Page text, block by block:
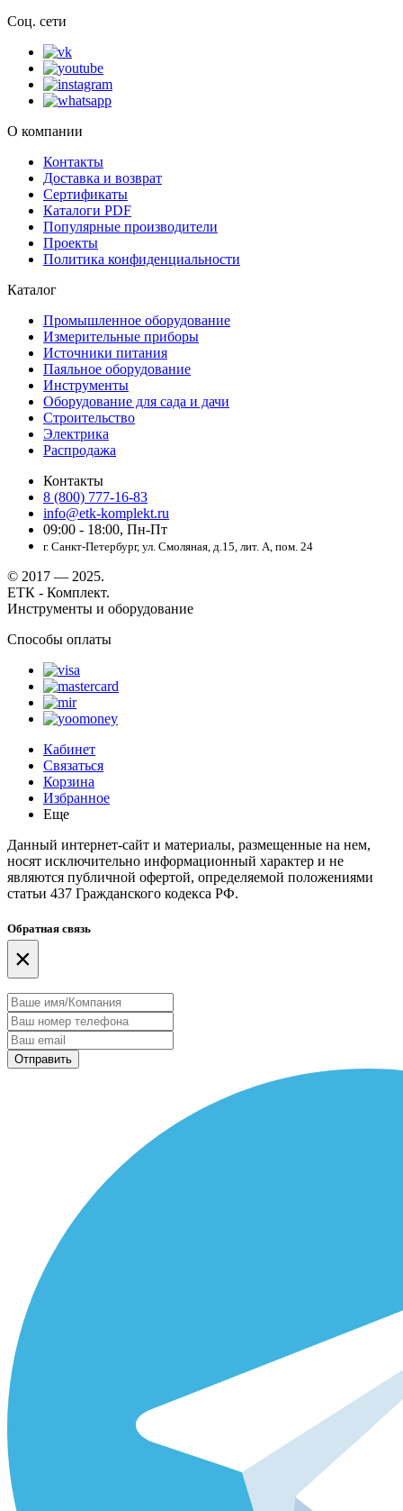
Соц. сети
О компании
Контакты
Доставка и возврат
Сертификаты
Каталоги PDF
Популярные производители
Проекты
Политика конфиденциальности
Каталог
Промышленное оборудование
Измерительные приборы
Источники питания
Паяльное оборудование
Инструменты
Оборудование для сада и дачи
Строительство
Электрика
Распродажа
Контакты
8 (800) 777-16-83
info@etk-komplekt.ru
09:00 - 18:00, Пн-Пт
г. Санкт-Петербург, ул. Смоляная, д.15, лит. А, пом. 24
© 2017 — 2025.
ЕТК - Комплект.
Инструменты и оборудование
Способы оплаты
Кабинет
Связаться
Корзина
Избранное
Еще
Данный интернет-сайт и материалы, размещенные на нем,
носят исключительно информационный характер и не
являются публичной офертой, определяемой положениями
статьи 437 Гражданского кодекса РФ.
Обратная связь
×
Отправить